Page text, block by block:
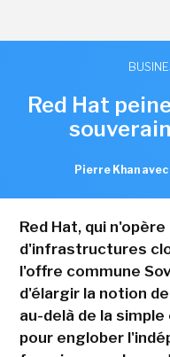
Red Hat
Pierre Khan avec
Red Hat, qui
d'infrastructures
l'offre commune
d'élargir la notion
au-delà de la
pour englober